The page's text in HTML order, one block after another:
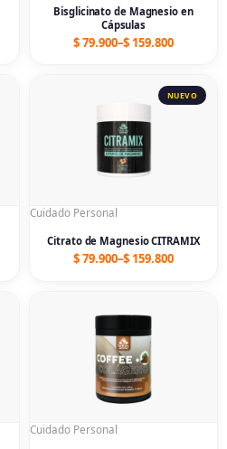
Bisglicinato de Magnesio en
Cápsulas
$79.900–$ 159.800
Cuidado Personal
Citrato de Magnesio CITRAMIX
$79.900–$ 159.800
range:
$ 79.900
through
$ 159.800
Cuidado Personal
range:
$ 85.000
through
$ 170.000